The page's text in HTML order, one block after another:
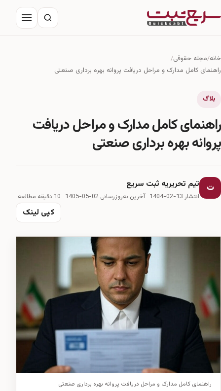
خانه
مجله حقوقی
تماس با ما
خانه مجله حقوقی
راهنمای کامل مدارک و مراحل دریافت پروانه بهره برداری صنعتی
بلاگ
راهنمای کامل مدارک و مراحل دریافت
پروانه بهره برداری صنعتی
ت تیم تحریریه ثبت سریع
انتشار 13-02-1404 ·آخرین به‌روزرسانی 02-05-1405 · 10 دقیقه مطالعه
کپی لینک
راهنمای کامل مدارک و مراحل دریافت پروانه بهره برداری صنعتی